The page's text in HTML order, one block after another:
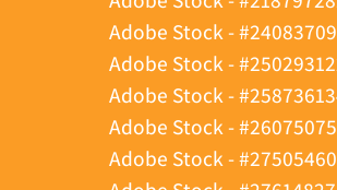
Adobe Stock -
Adobe Stock -
Adobe Stock -
Adobe Stock -
Adobe Stock -